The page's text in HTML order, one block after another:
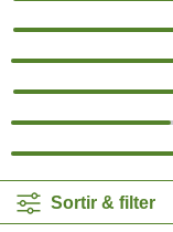
Sortir & filter